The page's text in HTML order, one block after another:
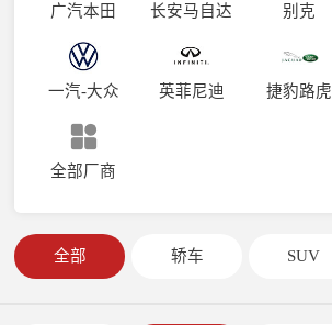
广汽本田 长安马自达 别克
一汽-大众 英菲尼迪 捷豹路虎
全部厂商
全部 轿车 SUV